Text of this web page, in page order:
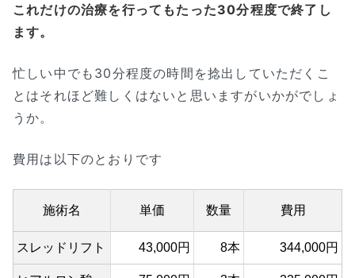
これだけの治療を行ってもたった30分程度で終了し
ます。
忙しい中でも30分程度の時間を捻出していただくこ
とはそれほど難しくはないと思いますがいかがでしょ
うか。
費用は以下のとおりです
施術名 単価 数量 費用
スレッドリフト 43,000円 8本 344,000円